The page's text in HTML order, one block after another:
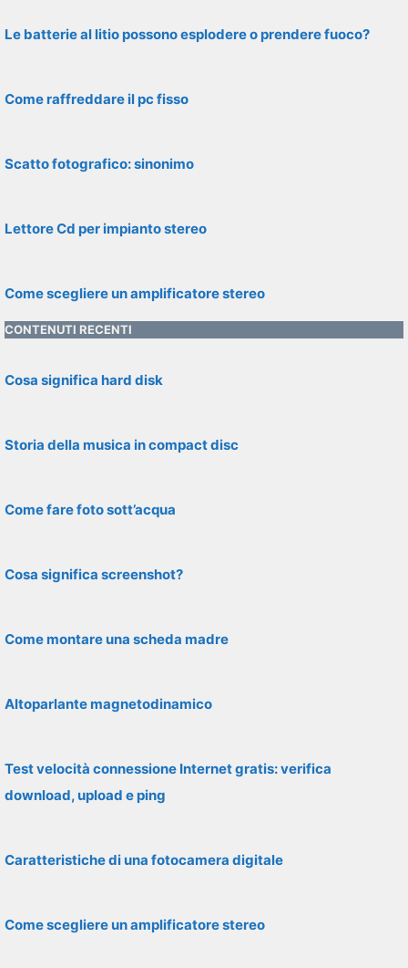
Le batterie al litio possono esplodere o prendere fuoco?
Come raffreddare il pc fisso
Scatto fotografico: sinonimo
Lettore Cd per impianto stereo
Come scegliere un amplificatore stereo
CONTENUTI RECENTI
Cosa significa hard disk
Storia della musica in compact disc
Come fare foto sott’acqua
Cosa significa screenshot?
Come montare una scheda madre
Altoparlante magnetodinamico
Test velocità connessione Internet gratis: verifica
download, upload e ping
Caratteristiche di una fotocamera digitale
Come scegliere un amplificatore stereo